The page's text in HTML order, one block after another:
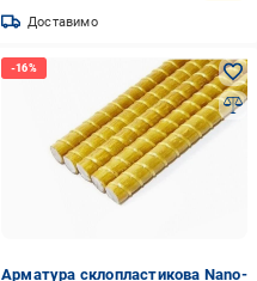
Доставимо
Арматура склопластикова Nano-